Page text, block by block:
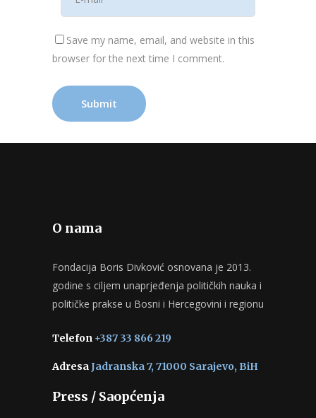
Save my name, email, and website in this
browser for the next time I comment.
O nama
Fondacija Boris Divković osnovana je 2013.
godine s ciljem unaprjeđenja političkih nauka i
političke prakse u Bosni i Hercegovini i regionu
Telefon +387 33 866 219
AdresaJadranska 7, 71000 Sarajevo, BiH
Press / Saopćenja